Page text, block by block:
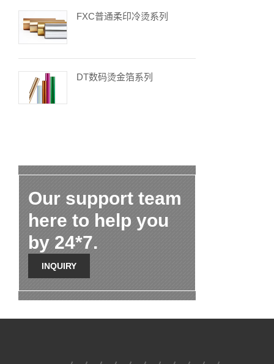
FXC普通柔印冷烫系列
DT数码烫金箔系列
Our support team
here to help you
by 24*7.
INQUIRY